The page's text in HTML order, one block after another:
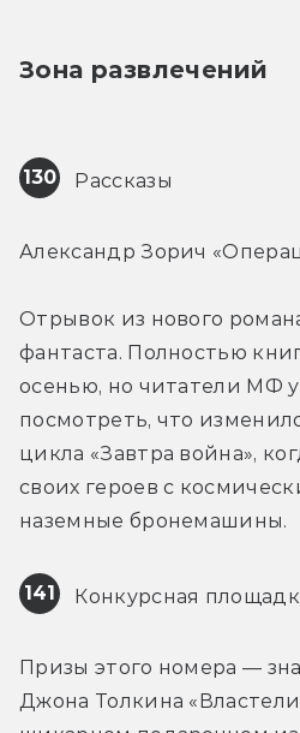
Зона развлечений
130 Рассказы
Александр Зорич
Отрывок из нового
фантаста. Полностью
осенью, но читатели МФ
посмотреть, что
цикла «Завтра война»,
своих героев с
наземные бронемашины.
141 Конкурсная
Призы этого номера —
Джона Толкина